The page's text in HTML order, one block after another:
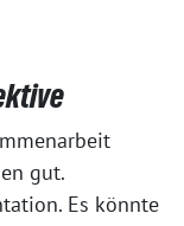
gut.
Es könnte